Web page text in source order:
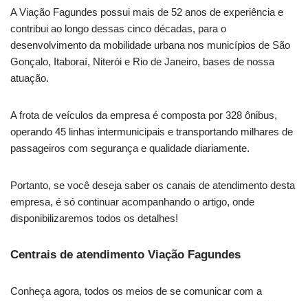
A Viação Fagundes possui mais de 52 anos de experiência e
contribui ao longo dessas cinco décadas, para o
desenvolvimento da mobilidade urbana nos municípios de São
Gonçalo, Itaboraí, Niterói e Rio de Janeiro, bases de nossa
atuação.
A frota de veículos da empresa é composta por 328 ônibus,
operando 45 linhas intermunicipais e transportando milhares de
passageiros com segurança e qualidade diariamente.
Portanto, se você deseja saber os canais de atendimento desta
empresa, é só continuar acompanhando o artigo, onde
disponibilizaremos todos os detalhes!
Centrais de atendimento Viação Fagundes
Conheça agora, todos os meios de se comunicar com a